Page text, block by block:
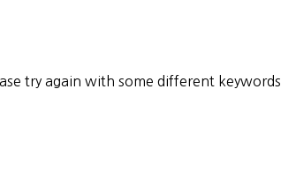
try again with some different keywords.